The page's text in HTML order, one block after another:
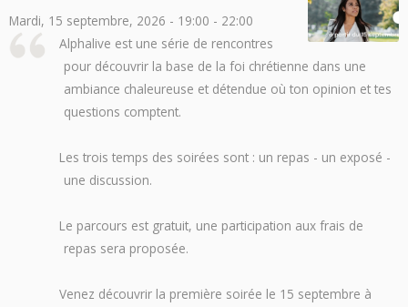
Mardi, 15 septembre, 2026 - 19:00 - 22:00
Alphalive est une série de rencontres
pour découvrir la base de la foi chrétienne dans une
ambiance chaleureuse et détendue où ton opinion et tes
questions comptent.
Les trois temps des soirées sont : un repas - un exposé -
une discussion.
Le parcours est gratuit, une participation aux frais de
repas sera proposée.
Venez découvrir la première soirée le 15 septembre à